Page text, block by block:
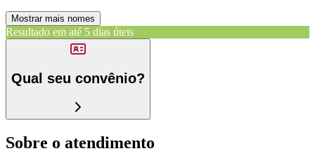
Mostrar mais nomes
Resultado em até 5 dias úteis
Qual seu convênio?
Sobre o atendimento